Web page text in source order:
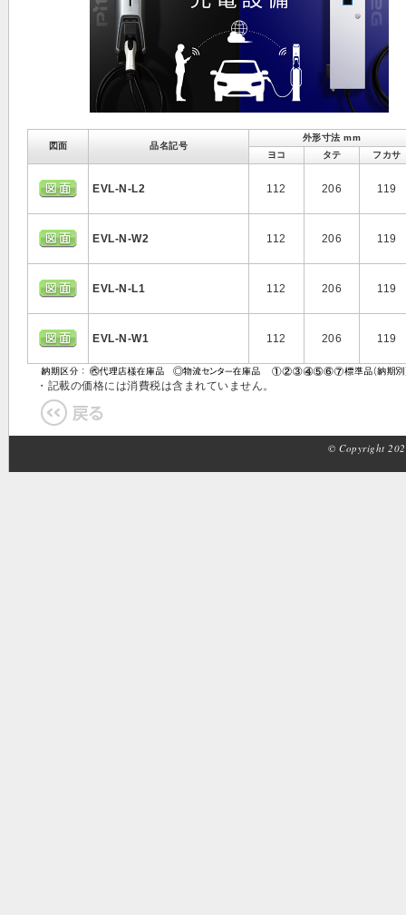
図面 品名記号
外形寸法 mm
ヨコ
タテ フカサ
EVL-N-L2 112 206 119
EVL-N-W2 112 206 119
EVL-N-L1 112 206 119
EVL-N-W1 112 206 119
・記載の価格には消費税は含まれていません。
© Copyright